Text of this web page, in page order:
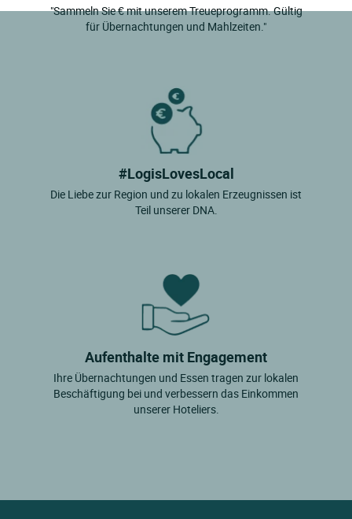
"Sammeln Sie € mit unserem Treueprogramm. Gültig
für Übernachtungen und Mahlzeiten."
#LogisLovesLocal
Die Liebe zur Region und zu lokalen Erzeugnissen ist
Teil unserer DNA.
Aufenthalte mit Engagement
Ihre Übernachtungen und Essen tragen zur lokalen
Beschäftigung bei und verbessern das Einkommen
unserer Hoteliers.